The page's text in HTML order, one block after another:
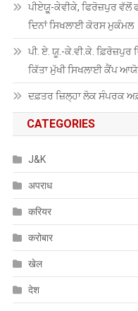
ਪੀਏਯੂੑ-ਕੇਵੀਕੇ, ਫਿਰੋਜ਼ਪੁਰ ਵੱਲੋਂ
ਦਿਨਾਂ ਸਿਖਲਾਈ ਕੋਰਸ ਮੁਕੰਮਲ
ਪੀ. ਏ. ਯੂ.-ਕੇ.ਵੀ.ਕੇ.
ਕਿੱਤਾ ਮੁੱਖੀ ਸਿਖਲਾਈ ਕੈਂਪ
ਦਫ਼ਤਰ ਜ਼ਿਲ੍ਹਾ ਲੋਕ ਸੰਪਰਕ
CATEGORIES
J&K
अपराध
करियर
करोबार
खेल
देश